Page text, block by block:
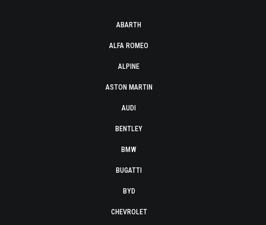
ABARTH
ALFA ROMEO
ALPINE
ASTON MARTIN
AUDI
BENTLEY
BMW
BUGATTI
BYD
CHEVROLET